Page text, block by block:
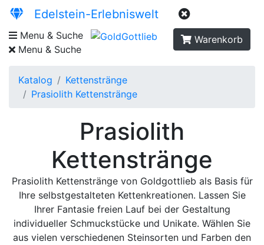
Edelstein-Erlebniswelt
Menu & Suche
Menu & Suche
Warenkorb
Katalog
Kettenstränge
Prasiolith Kettenstränge
Prasiolith
Kettenstränge
Prasiolith Kettenstränge von Goldgottlieb als Basis für
Ihre selbstgestalteten Kettenkreationen. Lassen Sie
Ihrer Fantasie freien Lauf bei der Gestaltung
individueller Schmuckstücke und Unikate. Wählen Sie
aus vielen verschiedenen Steinsorten und Farben den